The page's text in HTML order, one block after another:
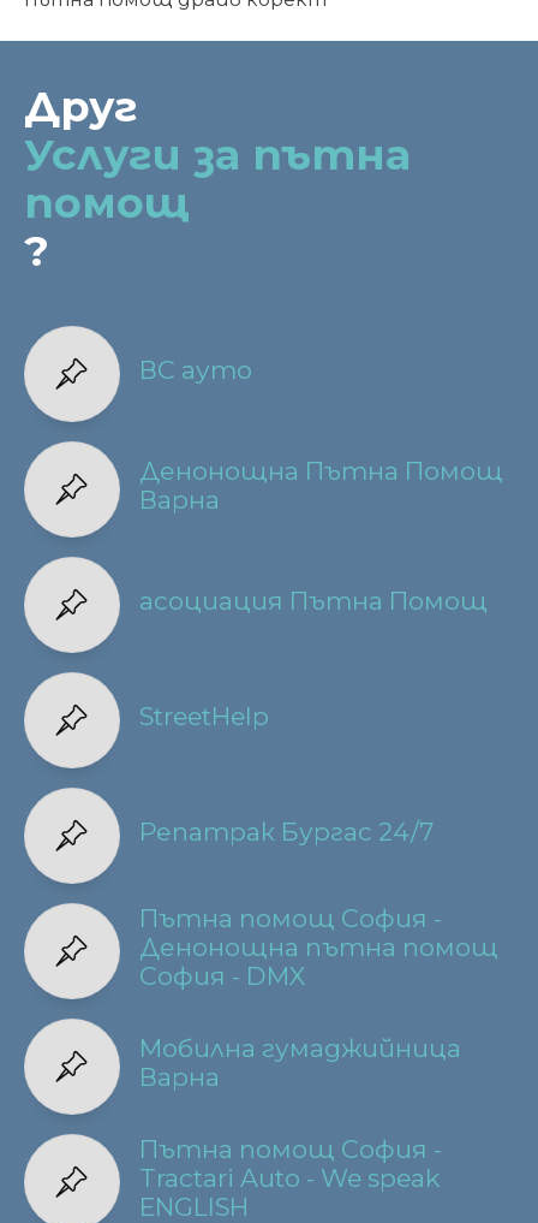
Друг
Услуги за пътна
помощ
?
ВС ауто
Денонощна Пътна Помощ
Варна
асоциация Пътна Помощ
StreetHelp
Репатрак Бургас 24/7
Пътна помощ София -
Денонощна пътна помощ
София - DMX
Мобилна гумаджийница
Варна
Пътна помощ София -
Tractari Auto - We speak
ENGLISH